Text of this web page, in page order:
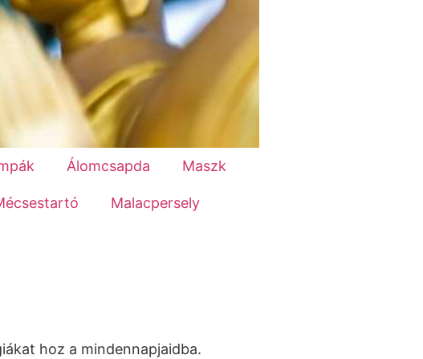
Álomcsapda Maszk
Malacpersely
hoz a mindennapjaidba.